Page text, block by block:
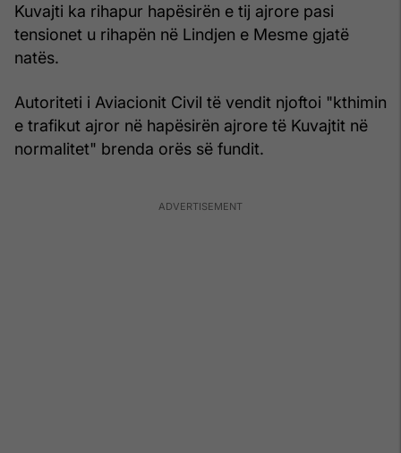
Kuvajti ka rihapur hapësirën e tij ajrore pasi
tensionet u rihapën në Lindjen e Mesme gjatë
natës.
Autoriteti i Aviacionit Civil të vendit njoftoi "kthimin
e trafikut ajror në hapësirën ajrore të Kuvajtit në
normalitet" brenda orës së fundit.